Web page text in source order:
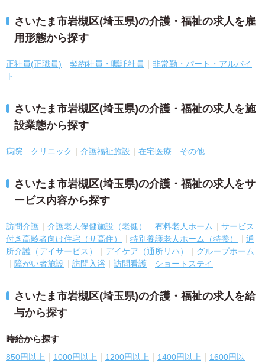
さいたま市岩槻区(埼玉県)の介護・福祉の求人を雇
用形態から探す
正社員(正職員) 契約社員・嘱託社員
非常勤・パート・アルバイ
ト
さいたま市岩槻区(埼玉県)の介護・福祉の求人を施
設業態から探す
病院 クリニック 介護福祉施設 在宅医療 その他
さいたま市岩槻区(埼玉県)の介護・福祉の求人をサ
ービス内容から探す
訪問介護 介護老人保健施設（老健） 有料老人ホーム
サービス
付き高齢者向け住宅（サ高住）
特別養護老人ホーム（特養）
通
所介護（デイサービス）
デイケア（通所リハ）
グループホーム
障がい者施設
訪問入浴 訪問看護 ショートステイ
さいたま市岩槻区(埼玉県)の介護・福祉の求人を給
与から探す
時給から探す
850円以上 1000円以上 1200円以上 1400円以上
1600円以